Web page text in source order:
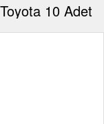
10 Adet